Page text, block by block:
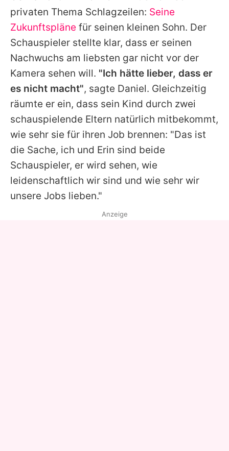
privaten Thema Schlagzeilen: Seine
Zukunftspläne für seinen kleinen Sohn. Der
Schauspieler stellte klar, dass er seinen
Nachwuchs am liebsten gar nicht vor der
Kamera sehen will. "Ich hätte lieber, dass er
es nicht macht", sagte Daniel. Gleichzeitig
räumte er ein, dass sein Kind durch zwei
schauspielende Eltern natürlich mitbekommt,
wie sehr sie für ihren Job brennen: "Das ist
die Sache, ich und Erin sind beide
Schauspieler, er wird sehen, wie
leidenschaftlich wir sind und wie sehr wir
unsere Jobs lieben."
Anzeige